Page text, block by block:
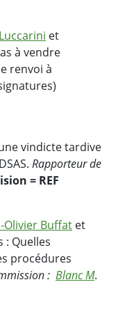
et
à vendre
renvoi à
vindicte tardive
Rapporteur de
= REF
Olivier Buffat et
: Quelles
procédures
: Blanc M.